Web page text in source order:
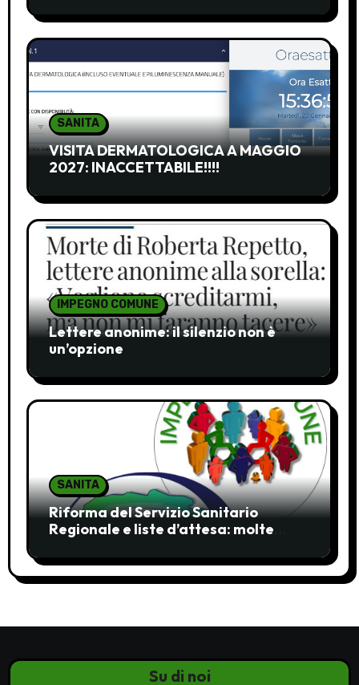
SANITA
VISITA DERMATOLOGICA A MAGGIO
2027: INACCETTABILE!!!!
IMPEGNO COMUNE
Lettere anonime: il silenzio non è
un’opzione
SANITA
Riforma del Servizio Sanitario
Regionale e liste d’attesa: molte
Su di noi